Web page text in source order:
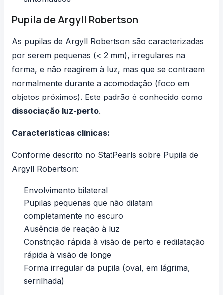
Pupila de Argyll Robertson
As pupilas de Argyll Robertson são caracterizadas
por serem pequenas (< 2 mm), irregulares na
forma, e não reagirem à luz, mas que se contraem
normalmente durante a acomodação (foco em
objetos próximos). Este padrão é conhecido como
dissociação luz-perto.
Características clínicas:
Conforme descrito no StatPearls sobre Pupila de
Argyll Robertson:
Envolvimento bilateral
Pupilas pequenas que não dilatam
completamente no escuro
Ausência de reação à luz
Constrição rápida à visão de perto e redilatação
rápida à visão de longe
Forma irregular da pupila (oval, em lágrima,
serrilhada)